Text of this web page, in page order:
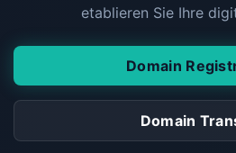
etablieren Sie Ihre
Domain
Domain